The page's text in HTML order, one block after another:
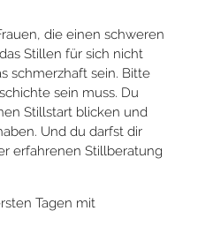
die einen schweren
Stillen für sich nicht
schmerzhaft sein. Bitte
sein muss. Du
Stillstart blicken und
Und du darfst dir
erfahrenen Stillberatung
Tagen mit